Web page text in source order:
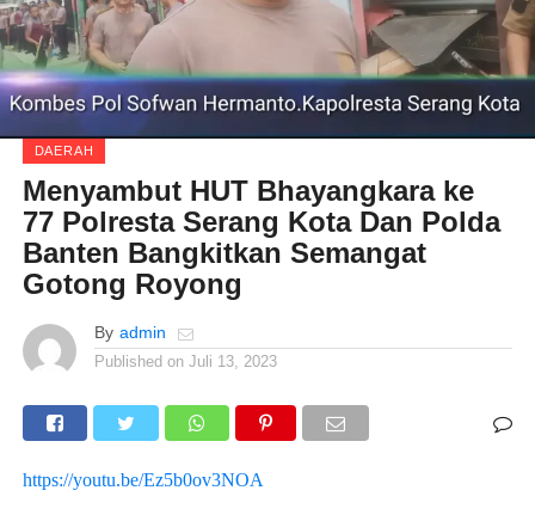
DAERAH
Menyambut HUT Bhayangkara ke
77 Polresta Serang Kota Dan Polda
Banten Bangkitkan Semangat
Gotong Royong
By admin
Published on Juli 13, 2023
https://youtu.be/Ez5b0ov3NOA